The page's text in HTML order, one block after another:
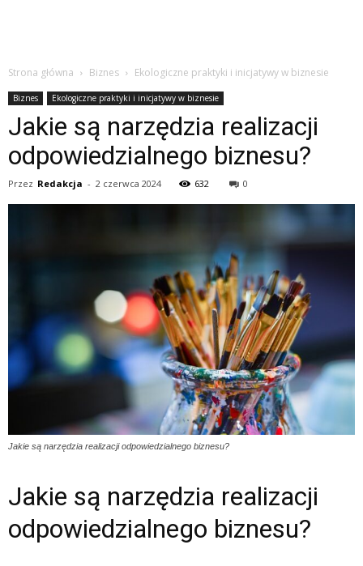
Strona główna Biznes Ekologiczne praktyki i inicjatywy w biznesie
Biznes Ekologiczne praktyki i inicjatywy w biznesie
Jakie są narzędzia realizacji
odpowiedzialnego biznesu?
Przez Redakcja - 2 czerwca 2024 632 0
Jakie są narzędzia realizacji odpowiedzialnego biznesu?
Jakie są narzędzia realizacji
odpowiedzialnego biznesu?